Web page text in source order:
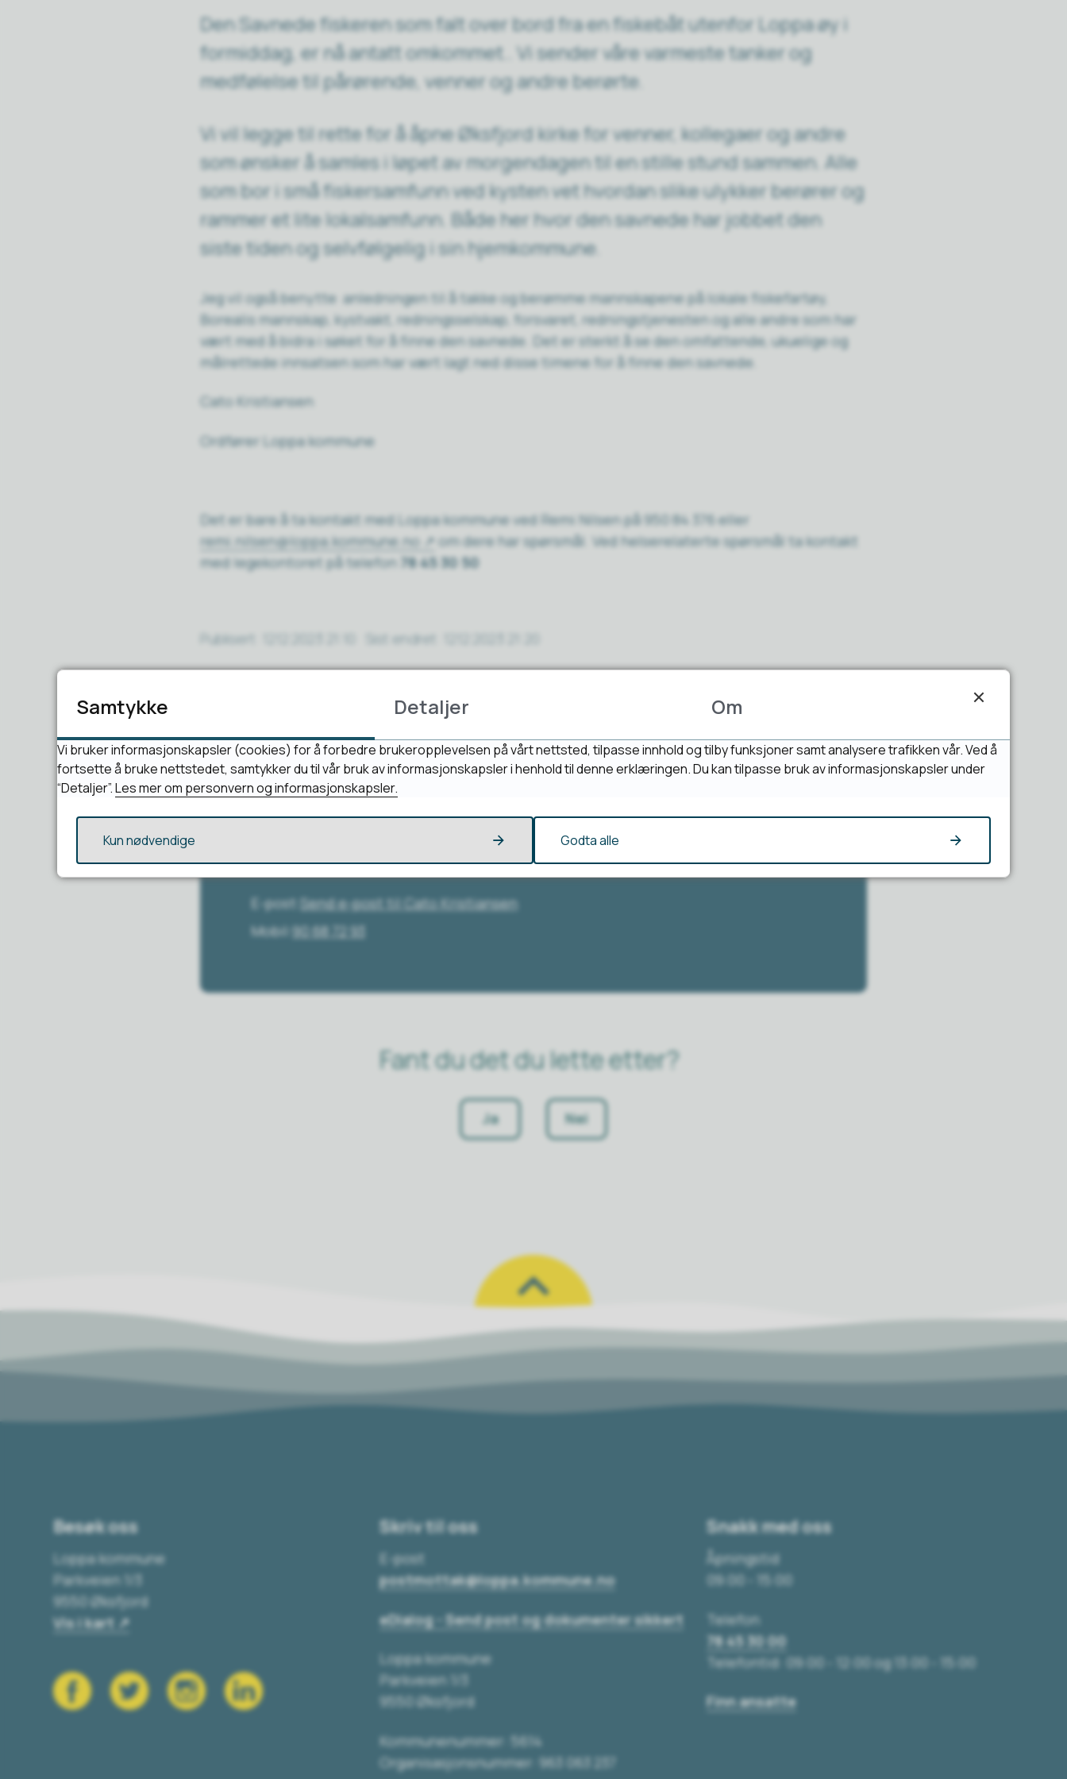
Den Savnede fiskeren som falt over bord fra en fiskebåt utenfor Loppa øy i
formiddag, er nå antatt omkommet.. Vi sender våre varmeste tanker og
medfølelse til pårørende, venner og andre berørte.
Vi vil legge til rette for å åpne Øksfjord kirke for venner, kollegaer og andre
som ønsker å samles i løpet av morgendagen til en stille stund sammen. Alle
som bor i små fiskersamfunn ved kysten vet hvordan slike ulykker berører og
rammer et lite lokalsamfunn. Både her hvor den savnede har jobbet den
siste tiden og selvfølgelig i sin hjemkommune.
Jeg vil også benytte anledningen til å takke og berømme mannskapene på lokale fiskefartøy,
Borealis mannskap, kystvakt, redningsselskap, forsvaret, redningstjenesten og alle andre som har
vært med å bidra i søket for å finne den savnede. Det er sterkt å se den omfattende, ukuelige og
målrettede innsatsen som har vært lagt ned disse timene for å finne den savnede.
Cato Kristiansen
Ordfører Loppa kommune
Det er bare å ta kontakt med Loppa kommune ved Remi Nilsen på 950 84 376 eller
remi.nilsen@loppa.kommune.no
om dere har spørsmål. Ved helserelaterte spørsmål ta kontakt
med legekontoret på telefon 78 45 30 50
Publisert Sist endret
Har du spørsmål?
Cato Kristiansen Ordfører
E-post Send e-post til Cato Kristiansen
Mobil 90 68 72 93
Fant du det du lette etter?
Ja Nei
Besøk oss
Loppa kommune
Parkveien 1/3
9550 Øksfjord
Vis i kart
Skriv til oss
E-post
postmottak@loppa.kommune.no
eDialog - Send post og dokumenter sikkert
Loppa kommune
Parkveien 1/3
9550 Øksfjord
Kommunenummer: 5614
Organisasjonsnummer: 963 063 237
Snakk med oss
Åpningstid
09:00 - 15:00
Telefon
78 45 30 00
Telefontid: 09:00 - 12:00 og 13:00 - 15:00
Finn ansatte
Samtykke Detaljer Om
Vi bruker informasjonskapsler (cookies) for å forbedre brukeropplevelsen på vårt nettsted, tilpasse innhold og tilby funksjoner samt analysere trafikken vår. Ved å
fortsette å bruke nettstedet, samtykker du til vår bruk av informasjonskapsler i henhold til denne erklæringen. Du kan tilpasse bruk av informasjonskapsler under
“Detaljer”.Les mer om personvern og informasjonskapsler.
Kun nødvendige Godta alle